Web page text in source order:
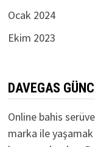
Ocak 2024
Ekim 2023
DAVEGAS
Online bahis
marka ile